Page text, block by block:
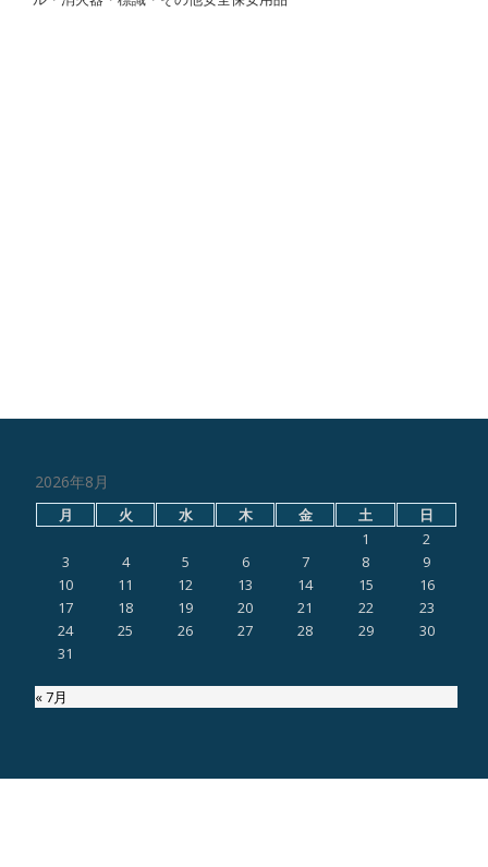
2026年8月
月 火 水 木 金 土
日
1
2
3
4 5 6 7 8
9
10
11 12 13 14 15
16
17
18 19 20 21 22
23
24
25 26 27 28 29
30
31
« 7月